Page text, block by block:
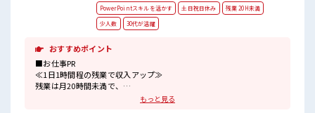
PowerPointスキルを活かす
土日祝日休み
残業 20H未満
少人数
30代が活躍
おすすめポイント
■お仕事PR
≪1日1時間程の残業で収入アップ≫
残業は月20時間未満で、
もっと見る